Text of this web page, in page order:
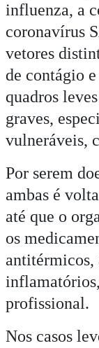
influenza, a
coronavírus
vetores
de contágio
quadros
graves,
vulneráveis,
Por serem
ambas é
até que o
os
antitérmicos,
profissional.
Nos casos